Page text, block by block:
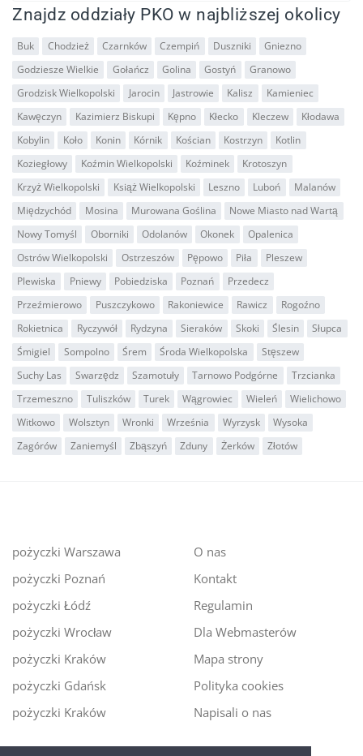
Znajdz oddziały PKO w najbliższej okolicy
Buk Chodzież Czarnków Czempiń Duszniki
Gniezno
Godziesze Wielkie
Gołańcz Golina Gostyń
Granowo
Grodzisk Wielkopolski
Jarocin Jastrowie Kalisz
Kamieniec
Kawęczyn
Kazimierz Biskupi Kępno Kłecko Kleczew
Kłodawa
Kobylin
Koło Konin Kórnik Kościan Kostrzyn
Kotlin
Koziegłowy
Koźmin Wielkopolski Koźminek
Krotoszyn
Krzyż Wielkopolski
Książ Wielkopolski Leszno Luboń
Malanów
Międzychód
Mosina Murowana Goślina
Nowe Miasto nad Wartą
Nowy Tomyśl
Oborniki Odolanów Okonek
Opalenica
Ostrów Wielkopolski
Ostrzeszów Pępowo Piła
Pleszew
Plewiska
Pniewy Pobiedziska Poznań
Przedecz
Przeźmierowo
Puszczykowo Rakoniewice Rawicz
Rogoźno
Rokietnica
Ryczywół Rydzyna Sieraków Skoki Ślesin
Słupca
Śmigiel
Sompolno Śrem Środa Wielkopolska
Stęszew
Suchy Las
Swarzędz Szamotuły Tarnowo Podgórne
Trzcianka
Trzemeszno
Tuliszków Turek Wągrowiec Wieleń
Wielichowo
Witkowo
Wolsztyn Wronki Września Wyrzysk
Wysoka
Zagórów
Zaniemyśl Zbąszyń Zduny Żerków Złotów
pożyczki Warszawa
pożyczki Poznań
pożyczki Łódź
pożyczki Wrocław
pożyczki Kraków
pożyczki Gdańsk
pożyczki Kraków
O nas
Kontakt
Regulamin
Dla Webmasterów
Mapa strony
Polityka cookies
Napisali o nas